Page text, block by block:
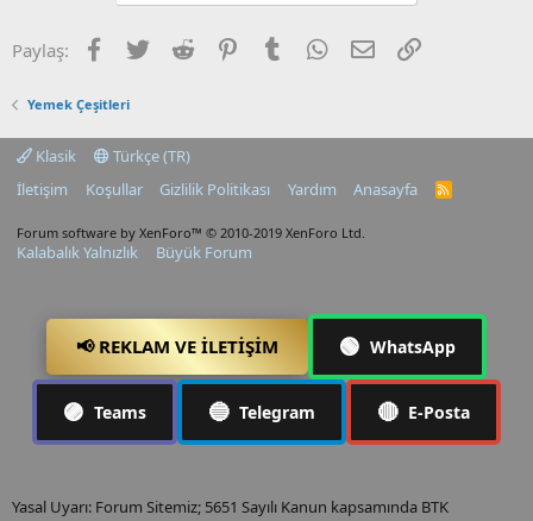
Paylaş: Facebook
TwitterReddit PinterestTumblrWhatsApp
E-postaLink
Yemek Çeşitleri
Klasik
Türkçe (TR)
İletişim
Koşullar Gizlilik Politikası Yardım Anasayfa
R
Forum software by XenForo™ © 2010-2019 XenForo Ltd.
Kalabalık Yalnızlık Büyük Forum
📢 REKLAM VE İLETIŞIM 🟢 WhatsApp
🟣 Teams 🔵 Telegram 🔴 E-Posta
Yasal Uyarı: Forum Sitemiz; 5651 Sayılı Kanun kapsamında BTK